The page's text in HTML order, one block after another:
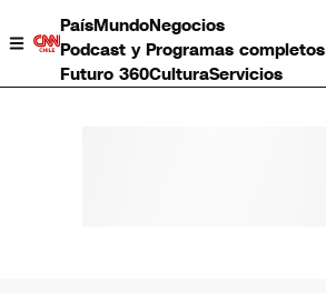
PaísMundoNegocios
Podcast y Programas completos
Futuro 360CulturaServicios